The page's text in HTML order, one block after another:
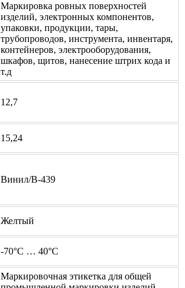
Маркировка ровных поверхностей
изделий, электронных компонентов,
упаковки, продукции, тары,
трубопроводов, инструмента, инвентаря,
контейнеров, электрооборудования,
шкафов, щитов, нанесение штрих кода и
т.д
12,7
15,24
Винил/В-439
Желтый
-70°C … 40°C
Маркировочная этикетка для общей